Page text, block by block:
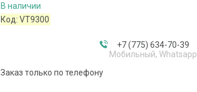
В наличии
Код:VT9300
+7 (775) 634-70-39
Мобильный, Whatsapp
Заказ только по телефону